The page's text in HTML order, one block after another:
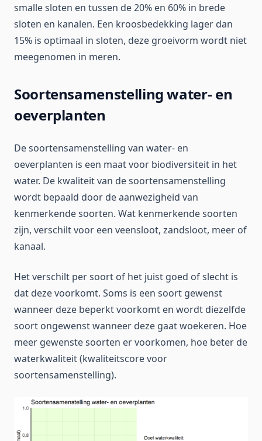
smalle sloten en tussen de 20% en 60% in brede
sloten en kanalen. Een kroosbedekking lager dan
15% is optimaal in sloten, deze groeivorm wordt niet
meegenomen in meren.
Soortensamenstelling water- en
oeverplanten
De soortensamenstelling van water- en
oeverplanten is een maat voor biodiversiteit in het
water. De kwaliteit van de soortensamenstelling
wordt bepaald door de aanwezigheid van
kenmerkende soorten. Wat kenmerkende soorten
zijn, verschilt voor een veensloot, zandsloot, meer of
kanaal.
Het verschilt per soort of het juist goed of slecht is
dat deze voorkomt. Soms is een soort gewenst
wanneer deze beperkt voorkomt en wordt diezelfde
soort ongewenst wanneer deze gaat woekeren. Hoe
meer gewenste soorten er voorkomen, hoe beter de
waterkwaliteit (kwaliteitscore voor
soortensamenstelling).